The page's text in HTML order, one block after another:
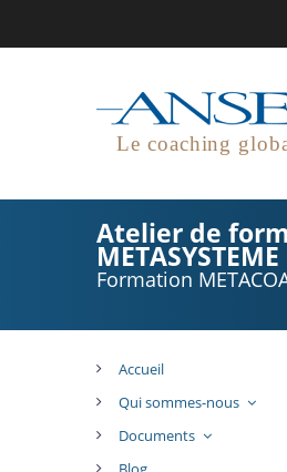
Le coaching
Atelier de
Formation
Accueil
Qui sommes-nous
Documents